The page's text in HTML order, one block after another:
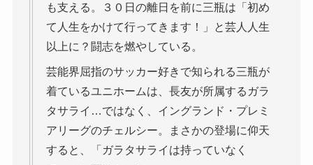
も支える。３０日の離日を前に三瓶は「初め
て人生をかけて行ってきます！」と芸人人生
以上に？闘志を燃やしている。
芸能界屈指のサッカー好きで知られる三瓶が
着ているユニホームは、長友が所属するガラ
タサライ…ではなく、イングランド・プレミ
アリーグのチェルシー。まさかの登場に仰天
すると、「ガラタサライは持っていなく